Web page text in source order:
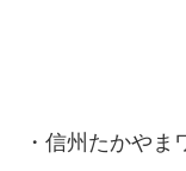
・信州たかやま